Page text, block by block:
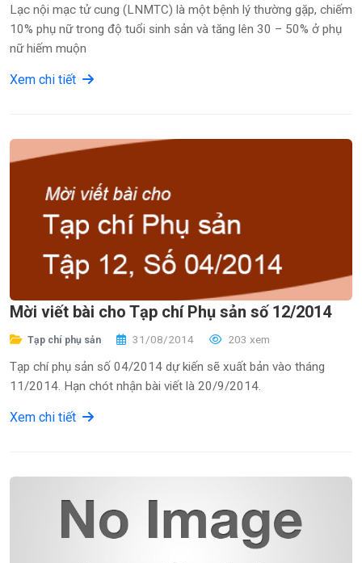
Lạc nội mạc tử cung (LNMTC) là một bệnh l‎ý thường gặp, chiếm
10% phụ nữ trong độ tuổi sinh sản và tăng lên 30 – 50% ở phụ
nữ hiếm muộn
Xem chi tiết
Mời viết bài cho Tạp chí Phụ sản số 12/2014
Tạp chí phụ sản 31/08/2014 203 xem
Tạp chí phụ sản số 04/2014 dự kiến sẽ xuất bản vào tháng
11/2014. Hạn chót nhận bài viết là 20/9/2014.
Xem chi tiết